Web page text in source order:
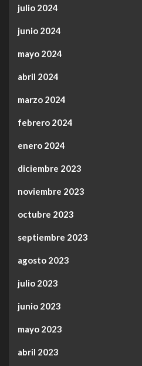
julio 2024
junio 2024
mayo 2024
abril 2024
marzo 2024
febrero 2024
enero 2024
diciembre 2023
noviembre 2023
octubre 2023
septiembre 2023
agosto 2023
julio 2023
junio 2023
mayo 2023
abril 2023